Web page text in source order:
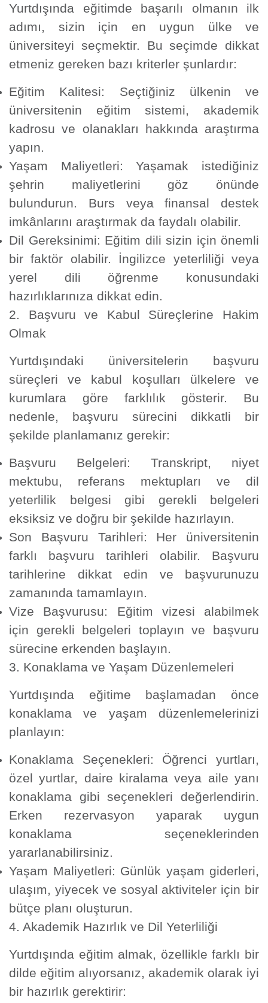
Yurtdışında eğitimde başarılı olmanın ilk
adımı, sizin için en uygun ülke ve
üniversiteyi seçmektir. Bu seçimde dikkat
etmeniz gereken bazı kriterler şunlardır:
Eğitim Kalitesi: Seçtiğiniz ülkenin ve
üniversitenin eğitim sistemi, akademik
kadrosu ve olanakları hakkında araştırma
yapın.
Yaşam Maliyetleri: Yaşamak istediğiniz
şehrin maliyetlerini göz önünde
bulundurun. Burs veya finansal destek
imkânlarını araştırmak da faydalı olabilir.
Dil Gereksinimi: Eğitim dili sizin için önemli
bir faktör olabilir. İngilizce yeterliliği veya
yerel dili öğrenme konusundaki
hazırlıklarınıza dikkat edin.
2. Başvuru ve Kabul Süreçlerine Hakim
Olmak
Yurtdışındaki üniversitelerin başvuru
süreçleri ve kabul koşulları ülkelere ve
kurumlara göre farklılık gösterir. Bu
nedenle, başvuru sürecini dikkatli bir
şekilde planlamanız gerekir:
Başvuru Belgeleri: Transkript, niyet
mektubu, referans mektupları ve dil
yeterlilik belgesi gibi gerekli belgeleri
eksiksiz ve doğru bir şekilde hazırlayın.
Son Başvuru Tarihleri: Her üniversitenin
farklı başvuru tarihleri olabilir. Başvuru
tarihlerine dikkat edin ve başvurunuzu
zamanında tamamlayın.
Vize Başvurusu: Eğitim vizesi alabilmek
için gerekli belgeleri toplayın ve başvuru
sürecine erkenden başlayın.
3. Konaklama ve Yaşam Düzenlemeleri
Yurtdışında eğitime başlamadan önce
konaklama ve yaşam düzenlemelerinizi
planlayın:
Konaklama Seçenekleri: Öğrenci yurtları,
özel yurtlar, daire kiralama veya aile yanı
konaklama gibi seçenekleri değerlendirin.
Erken rezervasyon yaparak uygun
konaklama seçeneklerinden
yararlanabilirsiniz.
Yaşam Maliyetleri: Günlük yaşam giderleri,
ulaşım, yiyecek ve sosyal aktiviteler için bir
bütçe planı oluşturun.
4. Akademik Hazırlık ve Dil Yeterliliği
Yurtdışında eğitim almak, özellikle farklı bir
dilde eğitim alıyorsanız, akademik olarak iyi
bir hazırlık gerektirir: